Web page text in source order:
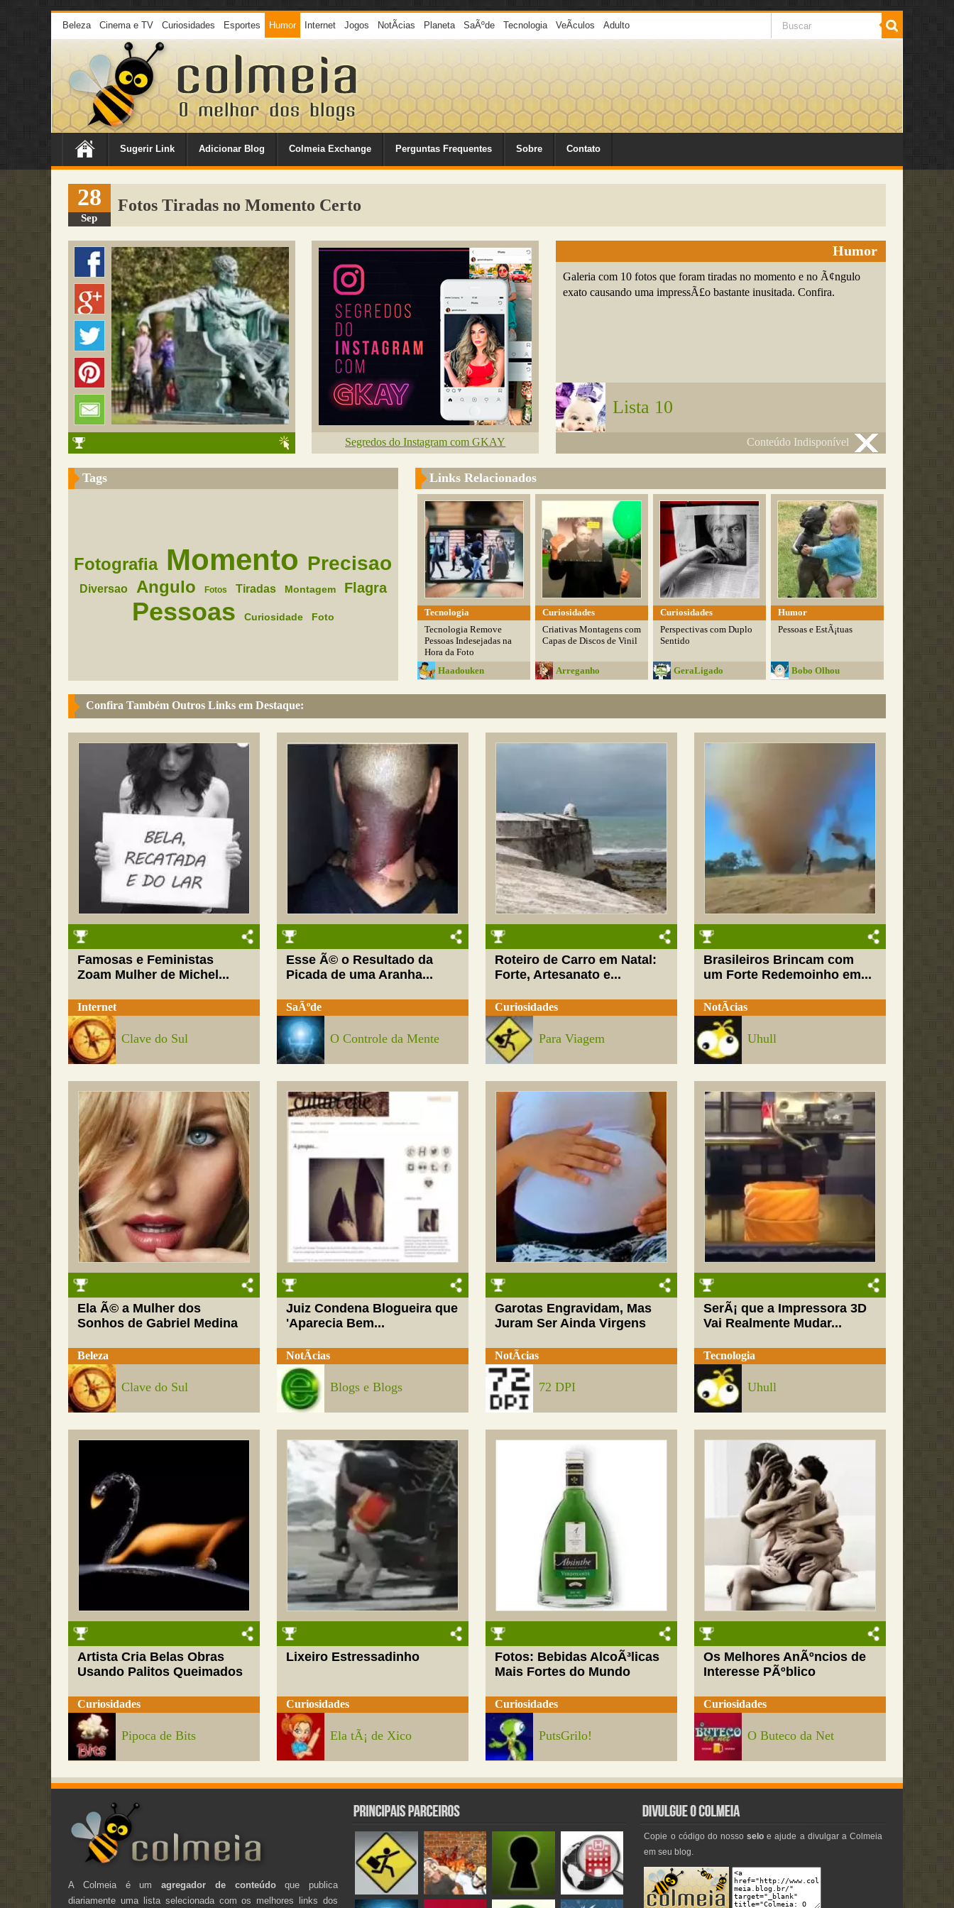
Beleza Cinema e TV Curiosidades Esportes Humor Internet Jogos NotÃ­cias Planeta SaÃºde Tecnologia VeÃ­culos Adulto
Sugerir Link Adicionar Blog Colmeia Exchange Perguntas Frequentes Sobre Contato
28
Sep
Fotos Tiradas no Momento Certo
Segredos do Instagram com GKAY
Humor
Galeria com 10 fotos que foram tiradas no momento e no Ã¢ngulo
exato causando uma impressÃ£o bastante inusitada. Confira.
Lista 10
Conteúdo Indisponível
Tags
Fotografia Momento Precisao
Diversao Angulo Fotos Tiradas Montagem Flagra
Pessoas Curiosidade Foto
Links Relacionados
Tecnologia
Tecnologia Remove
Pessoas Indesejadas na
Hora da Foto
Haadouken
Curiosidades
Criativas Montagens com
Capas de Discos de Vinil
Arreganho
Curiosidades
Perspectivas com Duplo
Sentido
GeraLigado
Humor
Pessoas e EstÃ¡tuas
Bobo Olhou
Confira Também Outros Links em Destaque:
Famosas e Feministas
Zoam Mulher de Michel...
Internet
Clave do Sul
Esse Ã© o Resultado da
Picada de uma Aranha...
SaÃºde
O Controle da Mente
Roteiro de Carro em Natal:
Forte, Artesanato e...
Curiosidades
Para Viagem
Brasileiros Brincam com
um Forte Redemoinho em...
NotÃ­cias
Uhull
Ela Ã© a Mulher dos
Sonhos de Gabriel Medina
Beleza
Clave do Sul
Juiz Condena Blogueira que
'Aparecia Bem...
NotÃ­cias
Blogs e Blogs
Garotas Engravidam, Mas
Juram Ser Ainda Virgens
NotÃ­cias
72 DPI
SerÃ¡ que a Impressora 3D
Vai Realmente Mudar...
Tecnologia
Uhull
Artista Cria Belas Obras
Usando Palitos Queimados
Curiosidades
Pipoca de Bits
Lixeiro Estressadinho
Curiosidades
Ela tÃ¡ de Xico
Fotos: Bebidas AlcoÃ³licas
Mais Fortes do Mundo
Curiosidades
PutsGrilo!
Os Melhores AnÃºncios de
Interesse PÃºblico
Curiosidades
O Buteco da Net
A Colmeia é umagregador de conteúdoque publica
diariamente uma lista selecionada com os melhores links dos
Copie o código do nossoselo e ajude a divulgar a Colmeia
em seu blog.